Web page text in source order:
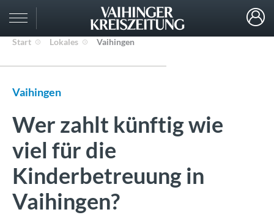
Start Lokales Vaihingen
Vaihingen
Wer zahlt künftig wie
viel für die
Kinderbetreuung in
Vaihingen?